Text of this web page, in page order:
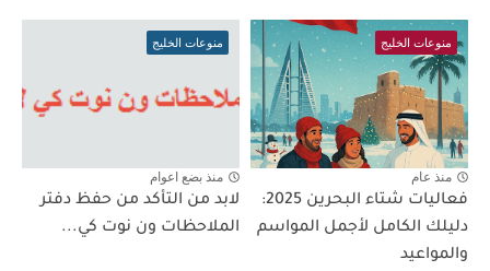
منوعات الخليج
منذ عام
فعاليات شتاء البحرين 2025:
دليلك الكامل لأجمل المواسم
والمواعيد
منوعات الخليج
منذ بضع اعوام
لابد من التأكد من حفظ دفتر
الملاحظات ون نوت كي...